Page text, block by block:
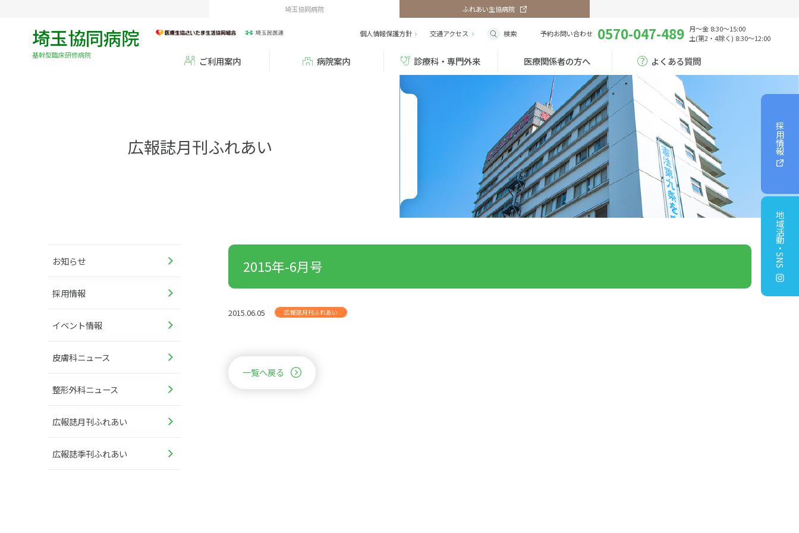
埼玉協同病院 ふれあい生協病院
埼玉協同病院
基幹型臨床研修病院
個人情報保護方針 交通アクセス 検索 予約お問い合わせ 0570-047-489 月～金 8:30～15:00
土(第2・4除く) 8:30～12:00
ご利用案内 病院案内 診療科・専門外来 医療関係者の方へ よくある質問
採用情報
地域活動・SNS
広報誌月刊ふれあい
お知らせ
採用情報
イベント情報
皮膚科ニュース
整形外科ニュース
広報誌月刊ふれあい
広報誌季刊ふれあい
2015年-6月号
2015.06.05 広報誌月刊ふれあい
一覧へ戻る